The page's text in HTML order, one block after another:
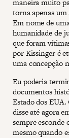
maneira muito
torna apenas
Em nome de
humanidade de
que foram
por Kissinger é
uma concepção
Eu poderia
documentos
Estado dos
disse até agora
sempre esconde
mesmo quando